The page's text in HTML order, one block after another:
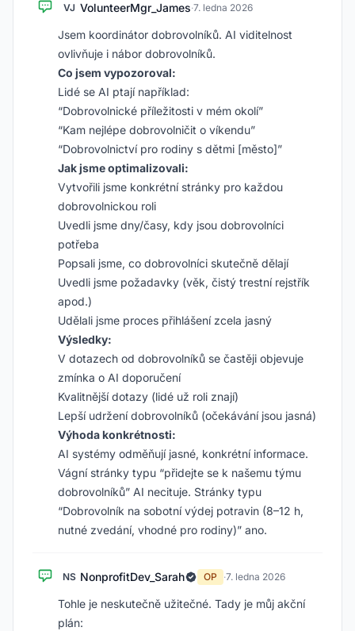
VJ VolunteerMgr_James·7. ledna 2026
Jsem koordinátor dobrovolníků. AI viditelnost
ovlivňuje i nábor dobrovolníků.
Co jsem vypozoroval:
Lidé se AI ptají například:
“Dobrovolnické příležitosti v mém okolí”
“Kam nejlépe dobrovolničit o víkendu”
“Dobrovolnictví pro rodiny s dětmi [město]”
Jak jsme optimalizovali:
Vytvořili jsme konkrétní stránky pro každou
dobrovolnickou roli
Uvedli jsme dny/časy, kdy jsou dobrovolníci
potřeba
Popsali jsme, co dobrovolníci skutečně dělají
Uvedli jsme požadavky (věk, čistý trestní rejstřík
apod.)
Udělali jsme proces přihlášení zcela jasný
Výsledky:
V dotazech od dobrovolníků se častěji objevuje
zmínka o AI doporučení
Kvalitnější dotazy (lidé už roli znají)
Lepší udržení dobrovolníků (očekávání jsou jasná)
Výhoda konkrétnosti:
AI systémy odměňují jasné, konkrétní informace.
Vágní stránky typu “přidejte se k našemu týmu
dobrovolníků” AI necituje. Stránky typu
“Dobrovolník na sobotní výdej potravin (8–12 h,
nutné zvedání, vhodné pro rodiny)” ano.
NS NonprofitDev_Sarah OP ·7. ledna 2026
Tohle je neskutečně užitečné. Tady je můj akční
plán: